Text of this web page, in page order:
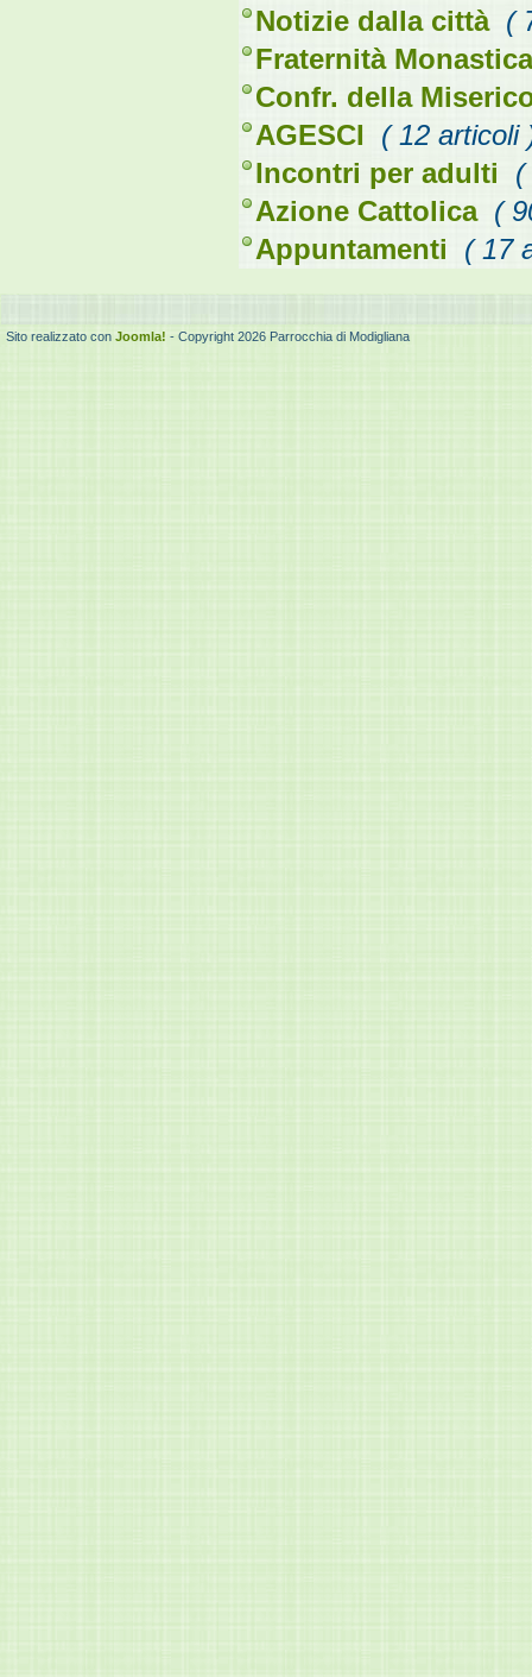
Notizie dalla città (
Fraternità
Confr. della
AGESCI
( 12 articoli
Incontri per adulti
(
Azione Cattolica (
Appuntamenti
( 17
Sito realizzato con Joomla! - Copyright 2026 Parrocchia di Modigliana